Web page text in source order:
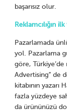
başarısız olur.
Reklamcılığın
Pazarlamada
yol. Pazarlama
göre, Türkiye’de
Advertising” de
kitabının
fazla yüzdeye
da ürününüzü